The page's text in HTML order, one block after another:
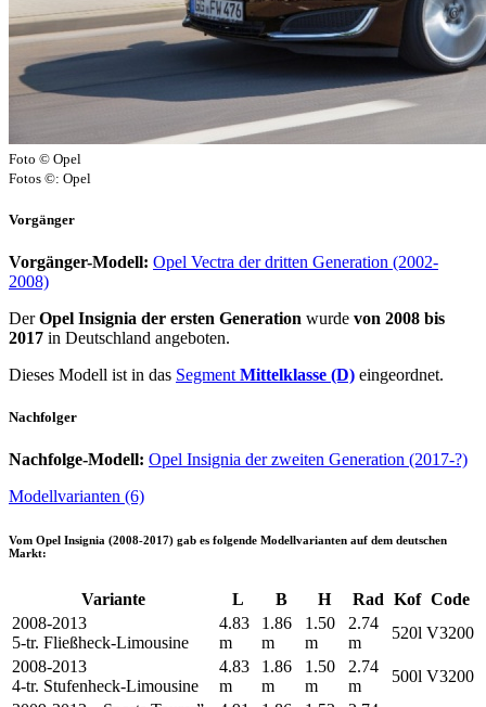
Foto © Opel
Fotos ©: Opel
Vorgänger
Vorgänger-Modell: Opel Vectra der dritten Generation (2002-
2008)
DerOpel Insignia der ersten Generation wurde von 2008 bis
2017 in Deutschland angeboten.
Dieses Modell ist in das Segment Mittelklasse (D) eingeordnet.
Nachfolger
Nachfolge-Modell: Opel Insignia der zweiten Generation (2017-?)
Modellvarianten (6)
Vom Opel Insignia (2008-2017) gab es folgende Modellvarianten auf dem deutschen
Markt:
Variante L B H Rad Kof Code
2008-2013
5-tr. Fließheck-Limousine
4.83
m
1.86
m
1.50
m
2.74
m
520l V3200
2008-2013
4-tr. Stufenheck-Limousine
4.83
m
1.86
m
1.50
m
2.74
m
500l V3200